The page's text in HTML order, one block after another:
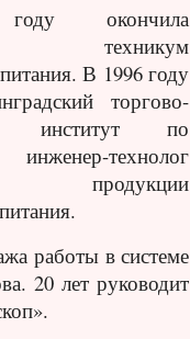
окончила
техникум
В 1996 году
торгово-
институт по
инженер-технолог
продукции
работы в системе
20 лет руководит